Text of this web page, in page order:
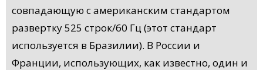
совпадающую с американским стандартом
развертку 525 строк/60 Гц (этот стандарт
используется в Бразилии). В России и
Франции, использующих, как известно, один и